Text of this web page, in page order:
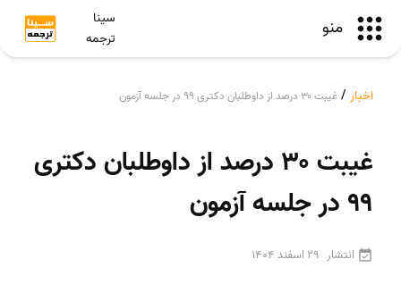
منو
سینا
ترجمه
اخبار / غیبت ۳۰ درصد از داوطلبان دکتری ۹۹ در جلسه آزمون
غیبت ۳۰ درصد از داوطلبان دکتری
۹۹ در جلسه آزمون
انتشار 29 اسفند 1404